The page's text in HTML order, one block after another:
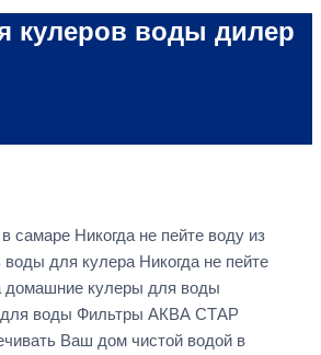
кулеров воды дилер
самаре Никогда не пейте воду из
для кулера Никогда не пейте
домашние кулеры для воды
для воды Фильтры АКВА СТАР
Ваш дом чистой водой в